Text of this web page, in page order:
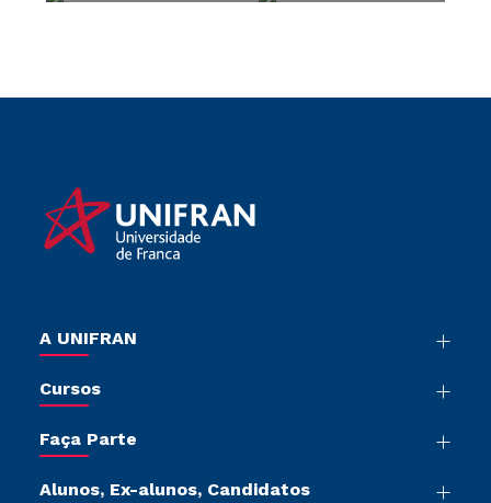
A UNIFRAN
Sala de Imprensa
Sou Colaborador
Tour Presencial
Cursos
Pós-graduação
Faça Parte
Vestibular Redação
Alunos, Ex-alunos, Candidatos